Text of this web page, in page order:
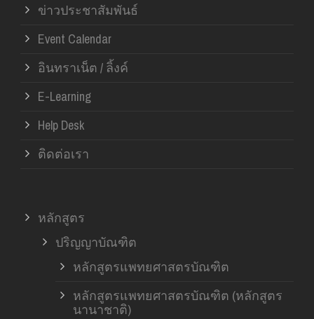
ข่าวประชาสัมพันธ์
Event Calendar
อินทราเน็ต / ลิ้งค์
E-Learning
Help Desk
ติดต่อเรา
หลักสูตร
ปริญญาบัณฑิต
หลักสูตรแพทยศาสตรบัณฑิต
หลักสูตรแพทยศาสตรบัณฑิต (หลักสูตร
นานาชาติ)